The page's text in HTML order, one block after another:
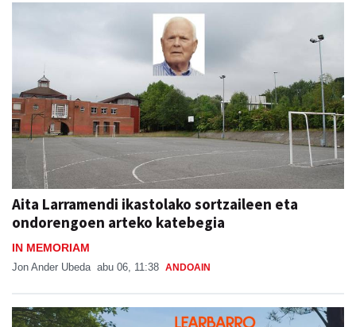
Aita Larramendi ikastolako sortzaileen eta
ondorengoen arteko katebegia
IN MEMORIAM
Jon Ander Ubeda abu 06, 11:38 ANDOAIN